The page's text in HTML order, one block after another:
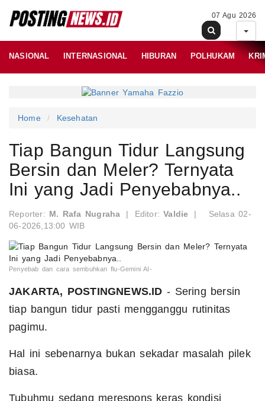
07 Agu 2026
NASIONAL INTERNASIONAL HIBURAN POLHUKAM
Home Kesehatan
Tiap Bangun Tidur Langsung
Bersin dan Meler? Ternyata
Ini yang Jadi Penyebabnya..
Reporter: M. Rafa Nugraha | Editor:Valdie |
Selasa 02-
06-2026,13:00 WIB
Penyebab dan cara sembuhkan flu-Gemini AI-
JAKARTA, POSTINGNEWS.ID - Sering bersin
tiap bangun tidur pasti mengganggu rutinitas
pagimu.
Hal ini sebenarnya bukan sekadar masalah pilek
biasa.
Tubuhmu sedang merespons keras kondisi